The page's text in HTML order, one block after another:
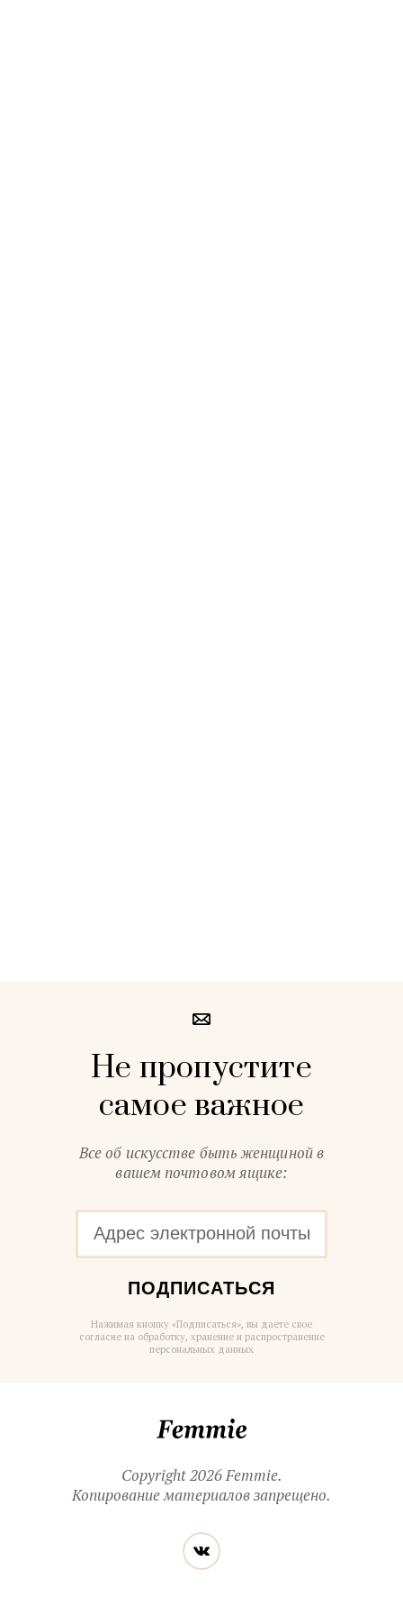
Не пропустите
самое важное
Все об искусстве быть женщиной в
вашем почтовом ящике:
ПОДПИСАТЬСЯ
Нажимая кнопку «Подписаться», вы даете свое
согласие на обработку, хранение и распространение
персональных данных
Copyright 2026 Femmie.
Копирование материалов запрещено.
Читайте
нас
в социальных